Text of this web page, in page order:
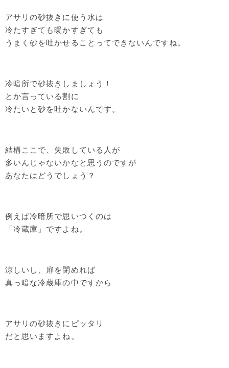
アサリの砂抜きに使う水は
冷たすぎても暖かすぎても
うまく砂を吐かせることってできないんですね。
冷暗所で砂抜きしましょう！
とか言っている割に
冷たいと砂を吐かないんです。
結構ここで、失敗している人が
多いんじゃないかなと思うのですが
あなたはどうでしょう？
例えば冷暗所で思いつくのは
「冷蔵庫」ですよね。
涼しいし、扉を閉めれば
真っ暗な冷蔵庫の中ですから
アサリの砂抜きにピッタリ
だと思いますよね。